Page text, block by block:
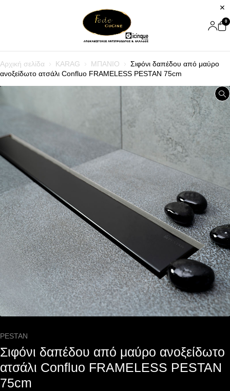
0
Αρχική σελίδα KARAG ΜΠΑΝΙΟ
Σιφόνι δαπέδου από μαύρο
ανοξείδωτο ατσάλι Confluo FRAMELESS PESTAN 75cm
PESTAN
Σιφόνι δαπέδου από μαύρο ανοξείδωτο
ατσάλι Confluo FRAMELESS PESTAN
75cm